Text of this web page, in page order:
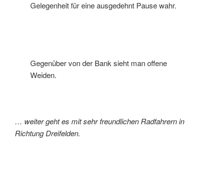
Gelegenheit für eine ausgedehnt Pause wahr.
Gegenüber von der Bank sieht man offene
Weiden.
… weiter geht es mit sehr freundlichen Radfahrern in
Richtung Dreifelden.